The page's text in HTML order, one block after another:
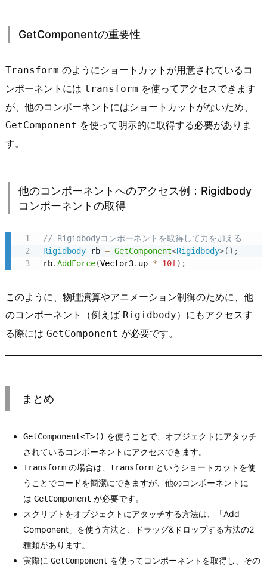
r
コ
ー
ネ
取
得
3.
e
C
o
m
e
の
重
要
性
2.
4.
他
の
コ
GetComponentの重要性
Transform のようにショートカットが用意されているコ
ンポーネントには transform を使ってアクセスできます
が、他のコンポーネントにはショートカットがないため、
GetComponent を使って明示的に取得する必要がありま
す。
他のコンポーネントへのアクセス例：Rigidbody
コンポーネントの取得
// Rigidbodyコンポーネントを取得して力を加える
Rigidbody rb = GetComponent<Rigidbody>( ) ;
rb.AddForce(Vector3. up * 10f) ;
このように、物理演算やアニメーション制御のために、他
のコンポーネント（例えば Rigidbody）にもアクセスす
る際には GetComponent が必要です。
まとめ
GetComponent<T>() を使うことで、オブジェクトにアタッチ
されているコンポーネントにアクセスできます。
Transform の場合は、 transform というショートカットを使
うことでコードを簡潔にできますが、他のコンポーネントに
は GetComponent が必要です。
スクリプトをオブジェクトにアタッチする方法は、「Add
Component」を使う方法と、ドラッグ&ドロップする方法の2
種類があります。
実際に GetComponent を使ってコンポーネントを取得し、その